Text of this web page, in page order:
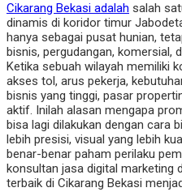
Cikarang Bekasi adalah salah
dinamis di koridor timur
hanya sebagai pusat hunian,
bisnis, pergudangan, komersial,
Ketika sebuah wilayah memiliki
akses tol, arus pekerja,
bisnis yang tinggi, pasar
aktif. Inilah alasan mengapa
bisa lagi dilakukan dengan cara
lebih presisi, visual yang lebih
benar-benar paham perilaku
konsultan jasa digital marketing
terbaik di Cikarang Bekasi